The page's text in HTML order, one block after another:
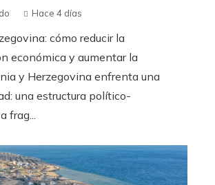
Hace 4 días
cómo reducir la
económica y aumentar la
y Herzegovina enfrenta una
una estructura político-
frag...